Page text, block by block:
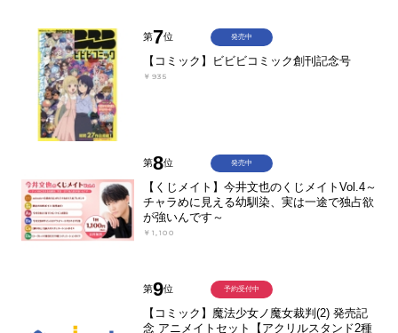
第7位
【コミック】ビビビコミック創刊記念号
￥935
発売中
第8位
【くじメイト】今井文也のくじメイトVol.4～
チャラめに見える幼馴染、実は一途で独占欲
が強いんです～
￥1,100
発売中
第9位
【コミック】魔法少女ノ魔女裁判(2) 発売記
念 アニメイトセット【アクリルスタンド2種
予約受付中